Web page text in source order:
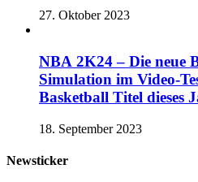
27. Oktober 2023
NBA 2K24 – Die neue
Simulation im Video-
Basketball Titel dieses
18. September 2023
Newsticker